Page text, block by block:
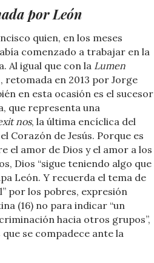
por León
quien, en los meses
comenzado a trabajar en la
Al igual que con la Lumen
retomada en 2013 por Jorge
en esta ocasión es el sucesor
que representa una
nos, la última encíclica del
Corazón de Jesús. Porque es
el amor de Dios y el amor a los
Dios “sigue teniendo algo que
León. Y recuerda el tema de
por los pobres, expresión
(16) no para indicar “un
hacia otros grupos”,
se compadece ante la